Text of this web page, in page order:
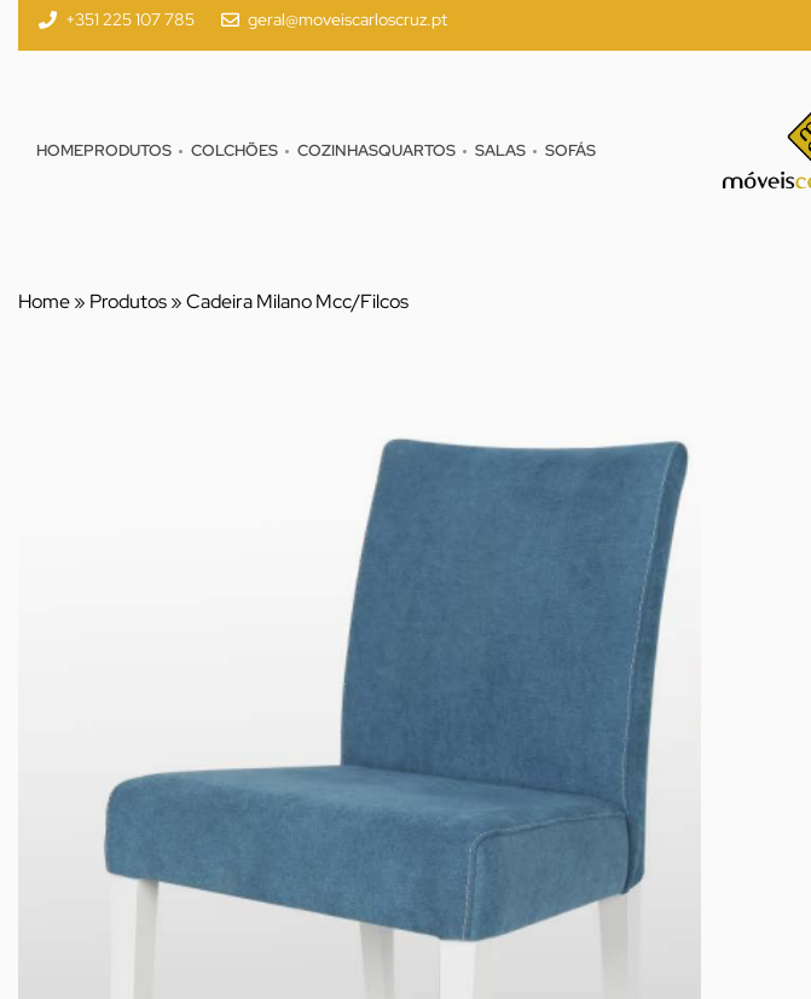
+351 225 107 785 geral@moveiscarloscruz.pt
HOMEPRODUTOS COLCHÕES COZINHASQUARTOS SALAS SOFÁS
Home» Produtos»Cadeira Milano Mcc/Filcos